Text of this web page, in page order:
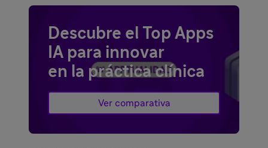
Descubre el Top Apps
IA para innovar
en la práctica clínica
Ver comparativa